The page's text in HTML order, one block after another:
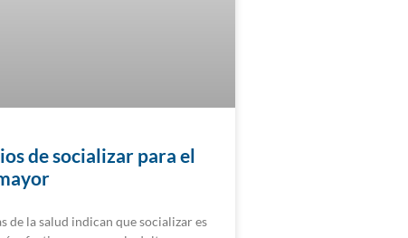
de socializar para el
de la salud indican que socializar es